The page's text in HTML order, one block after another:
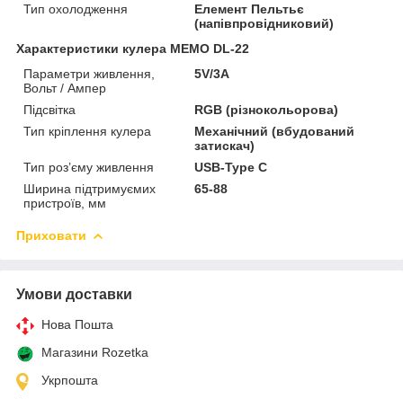
Тип охолодження
Елемент Пельтьє
(напівпровідниковий)
Характеристики кулера MEMO DL-22
Параметри живлення,
Вольт / Ампер
5V/3A
Підсвітка
RGB (різнокольорова)
Тип кріплення кулера
Механічний (вбудований
затискач)
Тип роз’єму живлення
USB-Type C
Ширина підтримуємих
пристроїв, мм
65-88
Приховати
Умови доставки
Нова Пошта
Магазини Rozetka
Укрпошта